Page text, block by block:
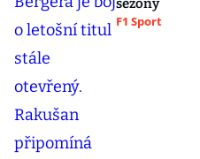
sezony
F1 Sport